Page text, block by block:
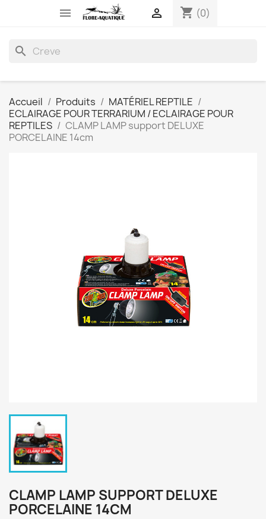
 shopping_cart (0)

search
Accueil Produits
MATÉRIEL REPTILE
ECLAIRAGE POUR TERRARIUM / ECLAIRAGE POUR
REPTILES
CLAMP LAMP support DELUXE
PORCELAINE 14cm
CLAMP LAMP SUPPORT DELUXE
PORCELAINE 14CM